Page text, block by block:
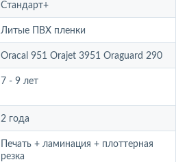
Стандарт+
Литые ПВХ пленки
Oracal 951 Orajet 3951 Oraguard 290
7 - 9 лет
2 года
Печать + ламинация + плоттерная
резка